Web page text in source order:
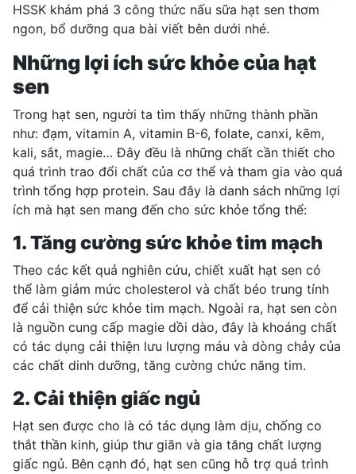
HSSK khám phá 3 công thức nấu sữa hạt sen thơm
ngon, bổ dưỡng qua bài viết bên dưới nhé.
Những lợi ích sức khỏe của hạt
sen
Trong hạt sen, người ta tìm thấy những thành phần
như: đạm, vitamin A, vitamin B-6, folate, canxi, kẽm,
kali, sắt, magie… Đây đều là những chất cần thiết cho
quá trình trao đổi chất của cơ thể và tham gia vào quá
trình tổng hợp protein. Sau đây là danh sách những lợi
ích mà hạt sen mang đến cho sức khỏe tổng thể:
1. Tăng cường sức khỏe tim mạch
Theo các kết quả nghiên cứu, chiết xuất hạt sen có
thể làm giảm mức cholesterol và chất béo trung tính
để cải thiện sức khỏe tim mạch. Ngoài ra, hạt sen còn
là nguồn cung cấp magie dồi dào, đây là khoáng chất
có tác dụng cải thiện lưu lượng máu và dòng chảy của
các chất dinh dưỡng, tăng cường chức năng tim.
2. Cải thiện giấc ngủ
Hạt sen được cho là có tác dụng làm dịu, chống co
thắt thần kinh, giúp thư giãn và gia tăng chất lượng
giấc ngủ. Bên cạnh đó, hạt sen cũng hỗ trợ quá trình